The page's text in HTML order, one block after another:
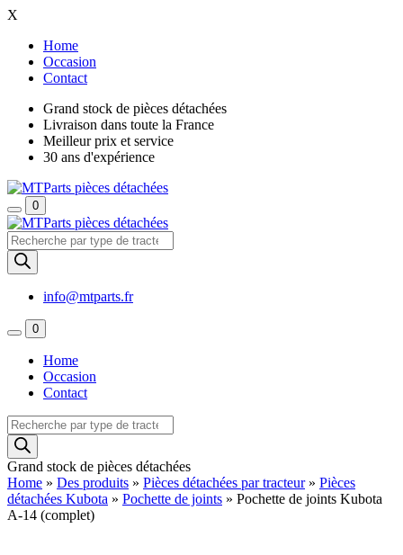
X
Home
Occasion
Contact
Grand stock de pièces détachées
Livraison dans toute la France
Meilleur prix et service
30 ans d'expérience
0
Recherche
de
produits
info@mtparts.fr
0
Home
Occasion
Contact
Recherche
de
produits
Grand stock de pièces détachées
Home » Des produits » Pièces détachées par tracteur» Pièces
détachées Kubota » Pochette de joints » Pochette de joints Kubota
A-14 (complet)